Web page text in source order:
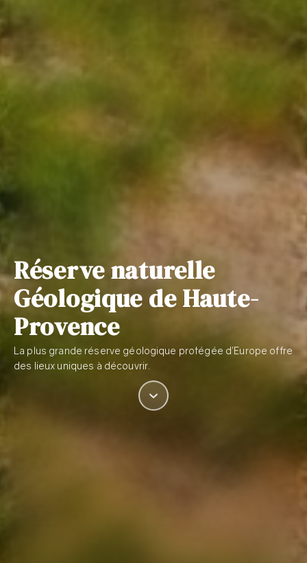
Réserve naturelle
Géologique de Haute-
Provence
La plus grande réserve géologique protégée d’Europe offre
des lieux uniques à découvrir.